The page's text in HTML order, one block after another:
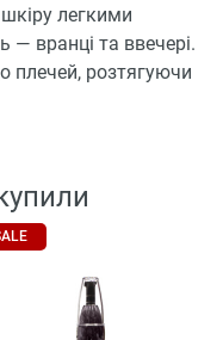
легкими
— вранці та ввечері.
плечей, розтягуючи